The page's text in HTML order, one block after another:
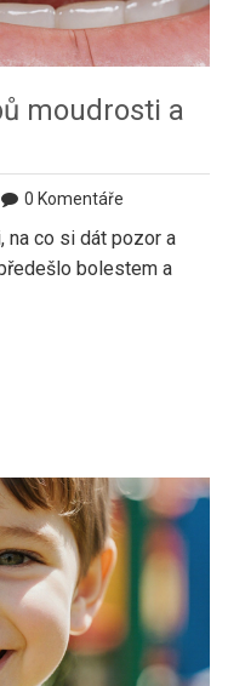
moudrosti a
0 Komentáře
na co si dát pozor a
bolestem a